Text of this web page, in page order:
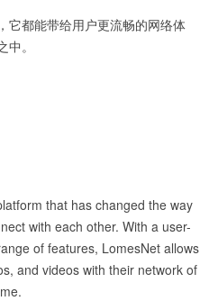
都能带给用户更流畅的网络体
。
that has changed the way
with each other. With a user-
of features, LomesNet allows
and videos with their network of